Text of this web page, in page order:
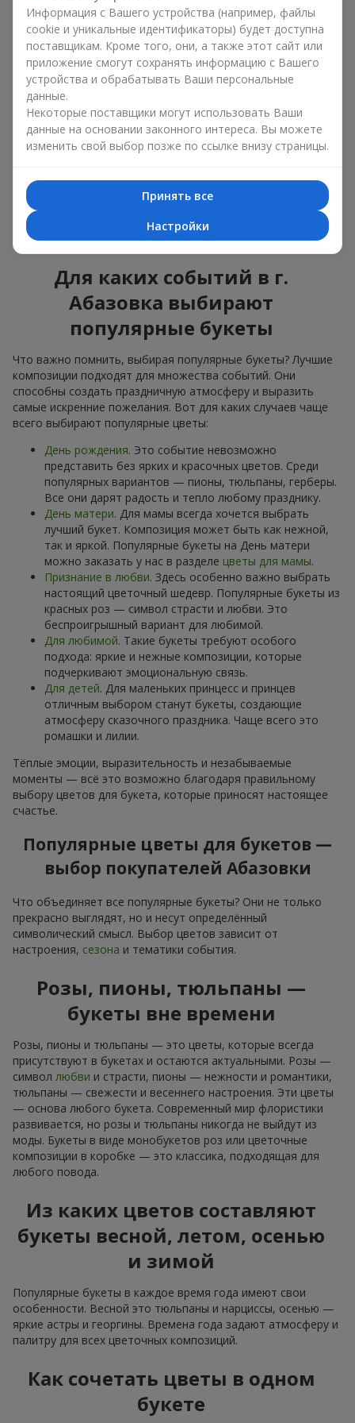
ошибиться с выбором, идеальный вариант —
универсальный букет. Это композиции, которые
подходят для любого возраста и пола, а их состав
можно адаптировать под любое мероприятие.
Массовые цветочные предпочтения. Пионы,
тюльпаны, ромашки — это популярные букеты,
которые остаются привлекательными для
покупателей. Они не только прекрасно выглядят, но и
отражают атмосферу свежести и природной красоты.
композиции всегда остаются в списке самых
востребованных. Если вы хотите быть уверенными в своём
выборе, смело обращайтесь к этим проверенным временем
цветам.
Для каких событий в г.
Абазовка выбирают
популярные букеты
Что важно помнить, выбирая популярные букеты? Лучшие
композиции подходят для множества событий. Они
способны создать праздничную атмосферу и выразить
самые искренние пожелания. Вот для каких случаев чаще
всего выбирают популярные цветы:
День рождения. Это событие невозможно
представить без ярких и красочных цветов. Среди
популярных вариантов — пионы, тюльпаны, герберы.
Все они дарят радость и тепло любому празднику.
День матери. Для мамы всегда хочется выбрать
лучший букет. Композиция может быть как нежной,
так и яркой. Популярные букеты на День матери
можно заказать у нас в разделе цветы для мамы.
Признание в любви. Здесь особенно важно выбрать
настоящий цветочный шедевр. Популярные букеты из
красных роз — символ страсти и любви. Это
беспроигрышный вариант для любимой.
Для любимой. Такие букеты требуют особого
подхода: яркие и нежные композиции, которые
подчеркивают эмоциональную связь.
Для детей. Для маленьких принцесс и принцев
отличным выбором станут букеты, создающие
атмосферу сказочного праздника. Чаще всего это
ромашки и лилии.
Тёплые эмоции, выразительность и незабываемые
моменты — всё это возможно благодаря правильному
выбору цветов для букета, которые приносят настоящее
счастье.
Популярные цветы для букетов —
выбор покупателей Абазовки
Что объединяет все популярные букеты? Они не только
прекрасно выглядят, но и несут определённый
символический смысл. Выбор цветов зависит от
настроения, сезона и тематики события.
Розы, пионы, тюльпаны —
букеты вне времени
Розы, пионы и тюльпаны — это цветы, которые всегда
присутствуют в букетах и остаются актуальными. Розы —
символ любви и страсти, пионы — нежности и романтики,
тюльпаны — свежести и весеннего настроения. Эти цветы
— основа любого букета. Современный мир флористики
развивается, но розы и тюльпаны никогда не выйдут из
моды. Букеты в виде монобукетов роз или цветочные
композиции в коробке — это классика, подходящая для
любого повода.
Из каких цветов составляют
букеты весной, летом, осенью
и зимой
Популярные букеты в каждое время года имеют свои
особенности. Весной это тюльпаны и нарциссы, осенью —
яркие астры и георгины. Времена года задают атмосферу и
палитру для всех цветочных композиций.
Как сочетать цветы в одном
букете
Информация с Вашего устройства (например, файлы
cookie и уникальные идентификаторы) будет доступна
поставщикам. Кроме того, они, а также этот сайт или
приложение смогут сохранять информацию с Вашего
устройства и обрабатывать Ваши персональные
данные.
Некоторые поставщики могут использовать Ваши
данные на основании законного интереса. Вы можете
изменить свой выбор позже по ссылке внизу страницы.
Принять все
Настройки